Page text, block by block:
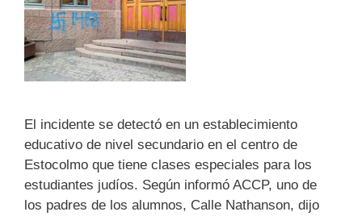
El incidente se detectó en un establecimiento
educativo de nivel secundario en el centro de
Estocolmo que tiene clases especiales para los
estudiantes judíos. Según informó ACCP, uno de
los padres de los alumnos, Calle Nathanson, dijo